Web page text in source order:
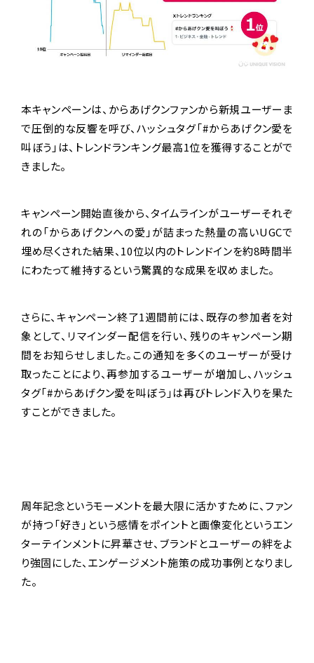
本キャンペーンは、からあげクンファンから新規ユーザーま
で圧倒的な反響を呼び、ハッシュタグ「#からあげクン愛を
叫ぼう」は、トレンドランキング最高1位を獲得することがで
きました。
キャンペーン開始直後から、タイムラインがユーザーそれぞ
れの「からあげクンへの愛」が詰まった熱量の高いUGCで
埋め尽くされた結果、10位以内のトレンドインを約8時間半
にわたって維持するという驚異的な成果を収めました。
さらに、キャンペーン終了1週間前には、既存の参加者を対
象として、リマインダー配信を行い、残りのキャンペーン期
間をお知らせしました。この通知を多くのユーザーが受け
取ったことにより、再参加するユーザーが増加し、ハッシュ
タグ「#からあげクン愛を叫ぼう」は再びトレンド入りを果た
すことができました。
周年記念というモーメントを最大限に活かすために、ファン
が持つ「好き」という感情をポイントと画像変化というエン
ターテインメントに昇華させ、ブランドとユーザーの絆をよ
り強固にした、エンゲージメント施策の成功事例となりまし
た。